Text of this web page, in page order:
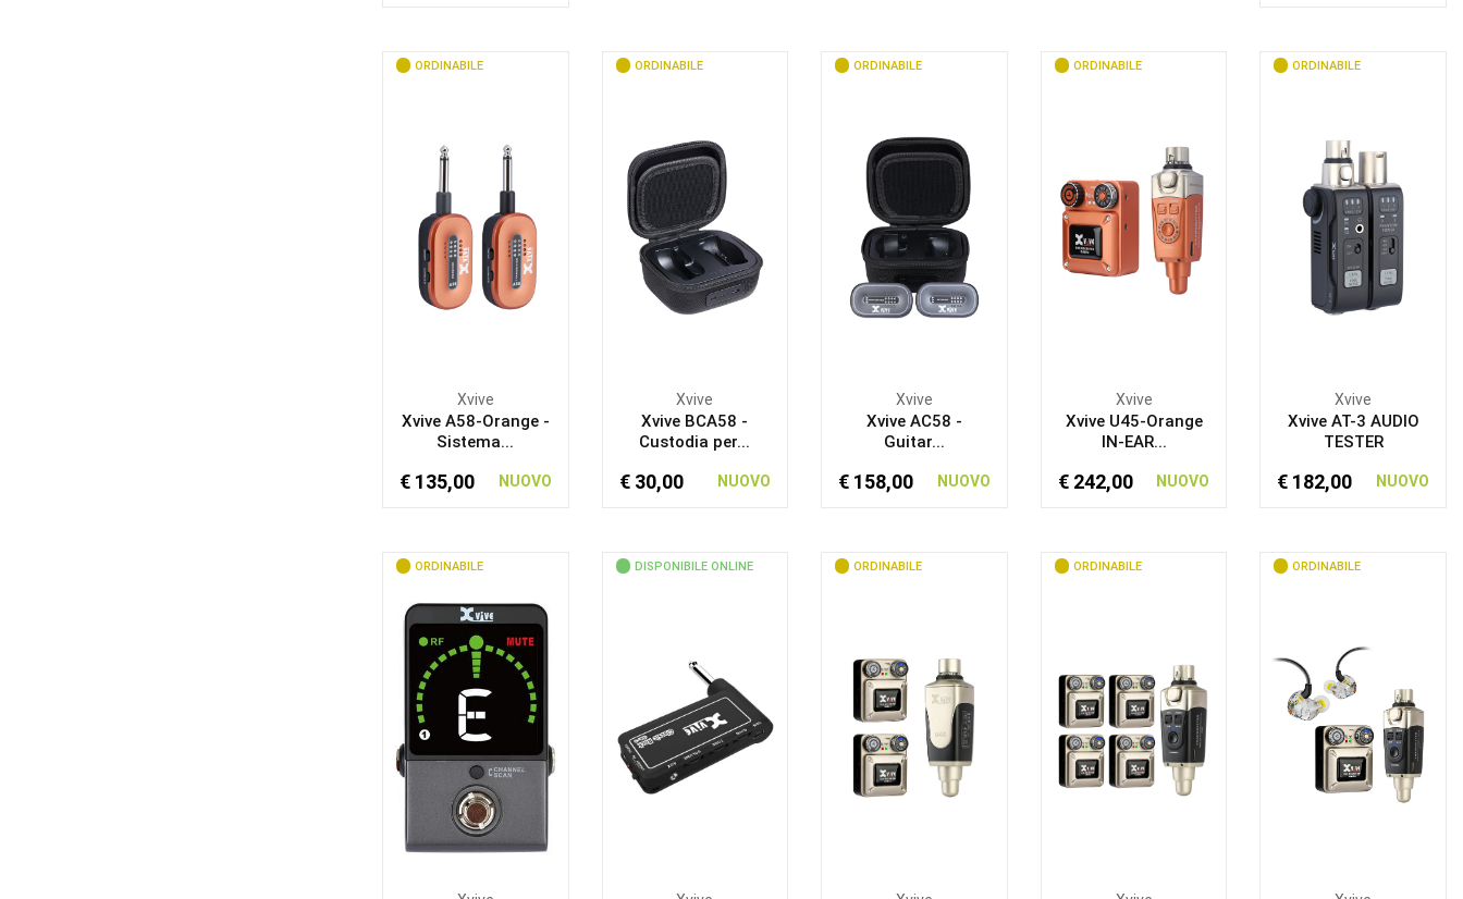
ORDINABILE
Xvive
Xvive A58-Orange -
Sistema...
€ 135,00 NUOVO
ORDINABILE
Xvive
Xvive BCA58 -
Custodia per...
€ 30,00 NUOVO
ORDINABILE
Xvive
Xvive AC58 -
Guitar...
€ 158,00 NUOVO
ORDINABILE
Xvive
Xvive U45-Orange
IN-EAR...
€ 242,00 NUOVO
ORDINABILE
Xvive
Xvive AT-3 AUDIO
TESTER
€ 182,00 NUOVO
ORDINABILE DISPONIBILE ONLINE ORDINABILE ORDINABILE ORDINABILE